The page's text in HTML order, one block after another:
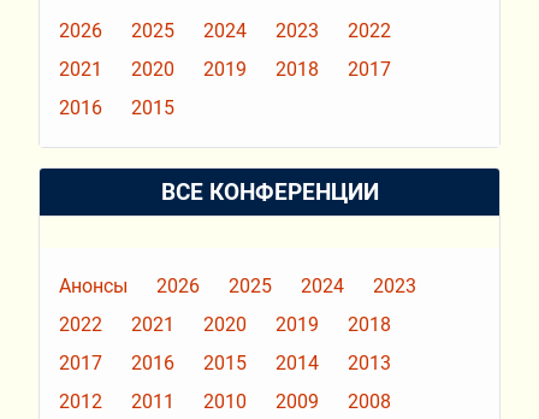
2026 2025 2024 2023
2022
2021
2020 2019 2018
2017
2016
2015
ВСЕ КОНФЕРЕНЦИИ
Анонсы 2026 2025 2024
2023
2022
2021 2020 2019
2018
2017
2016 2015 2014
2013
2012
2011 2010 2009
2008